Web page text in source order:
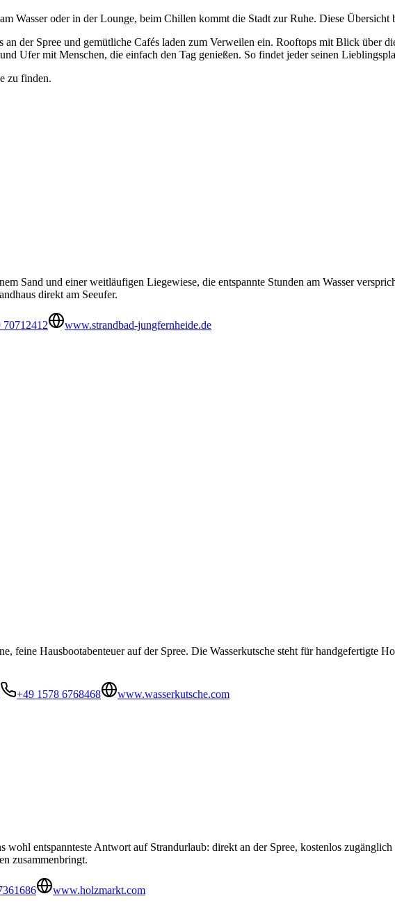
Wasser oder in der Lounge, beim Chillen kommt die Stadt zur Ruhe. Diese
der Spree und gemütliche Cafés laden zum Verweilen ein. Rooftops mit Blick über
Ufer mit Menschen, die einfach den Tag genießen. So findet jeder seinen
zu finden.
Sand und einer weitläufigen Liegewiese, die entspannte Stunden am Wasser
direkt am Seeufer.
70712412 www.strandbad-jungfernheide.de
feine Hausbootabenteuer auf der Spree. Die Wasserkutsche steht für handgefertigte
+49 1578 6768468
www.wasserkutsche.com
entspannteste Antwort auf Strandurlaub: direkt an der Spree, kostenlos
zusammenbringt.
www.holzmarkt.com